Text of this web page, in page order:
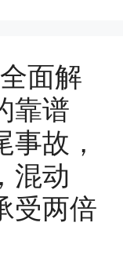
面解
靠谱
故，
混动
受两倍